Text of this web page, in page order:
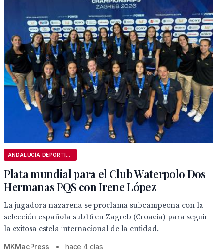
Plata mundial para el Club Waterpolo Dos
Hermanas PQS con Irene López
La jugadora nazarena se proclama subcampeona con la
selección española sub16 en Zagreb (Croacia) para seguir
la exitosa estela internacional de la entidad.
MKMacPress • hace 4 días